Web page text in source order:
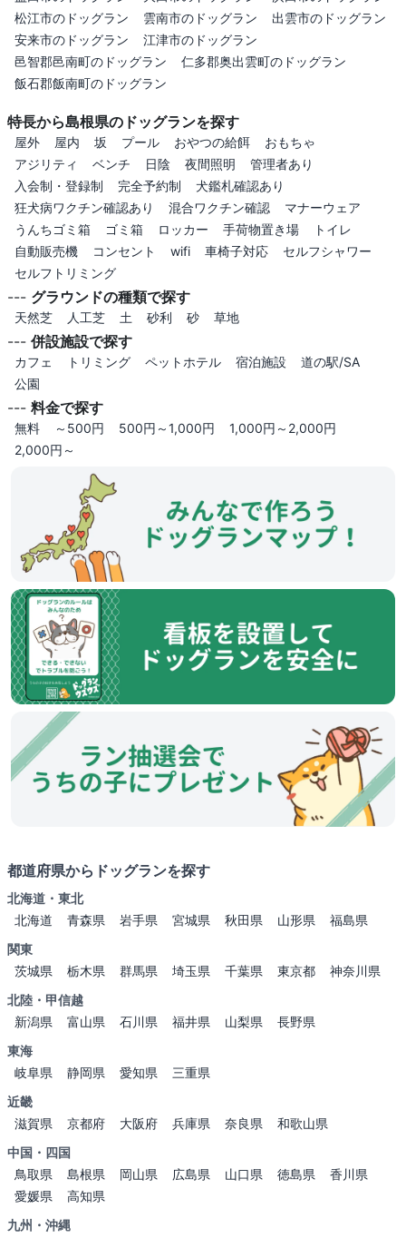
松江市のドッグラン
雲南市のドッグラン
出雲市のドッグラン
安来市のドッグラン
江津市のドッグラン
邑智郡邑南町のドッグラン
仁多郡奥出雲町のドッグラン
飯石郡飯南町のドッグラン
特長から島根県のドッグランを探す
屋外 屋内 坂 プール おやつの給餌
おもちゃ
アジリティ
ベンチ 日陰 夜間照明
管理者あり
入会制・登録制
完全予約制
犬鑑札確認あり
狂犬病ワクチン確認あり
混合ワクチン確認
マナーウェア
うんちゴミ箱
ゴミ箱 ロッカー 手荷物置き場
トイレ
自動販売機
コンセント wifi 車椅子対応
セルフシャワー
セルフトリミング
--- グラウンドの種類で探す
天然芝 人工芝 土 砂利 砂 草地
--- 併設施設で探す
カフェ トリミング ペットホテル 宿泊施設
道の駅/SA
公園
--- 料金で探す
無料 ～500円 500円～1,000円
1,000円～2,000円
2,000円～
都道府県からドッグランを探す
北海道・東北
北海道
青森県 岩手県 宮城県 秋田県 山形県
福島県
関東
茨城県
栃木県 群馬県 埼玉県 千葉県 東京都
神奈川県
北陸・甲信越
新潟県
富山県 石川県 福井県 山梨県
長野県
東海
岐阜県
静岡県 愛知県
三重県
近畿
滋賀県
京都府 大阪府 兵庫県 奈良県
和歌山県
中国・四国
鳥取県
島根県 岡山県 広島県 山口県 徳島県
香川県
愛媛県
高知県
九州・沖縄